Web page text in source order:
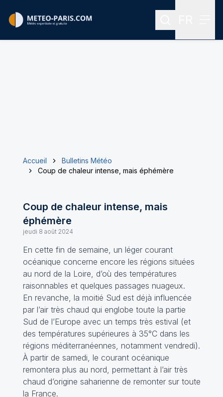
Rechercher
Accueil
Bulletins Météo
Coup de chaleur intense, mais éphémère
Coup de chaleur intense, mais
éphémère
jeudi 8 août 2024
En cette fin de semaine, un léger courant
océanique concerne encore les régions situées
au nord de la Loire, d’où des températures
raisonnables et quelques passages nuageux.
En revanche, la moitié Sud est déjà influencée
par l’air très chaud qui englobe toute la partie
Sud de l’Europe avec un temps très estival (et
des températures supérieures à 35°C dans les
régions méditerranéennes, notamment vendredi).
À partir de samedi, le courant océanique
remontera plus au nord, permettant à l’air très
chaud d’origine saharienne de remonter sur toute
la France.